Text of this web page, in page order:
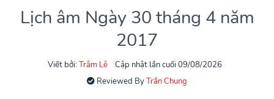
Lịch âm Ngày 30 tháng 4 năm
2017
Viết bởi: Trâm Lê
Cập nhật lần cuối 09/08/2026
Reviewed ByTrần Chung